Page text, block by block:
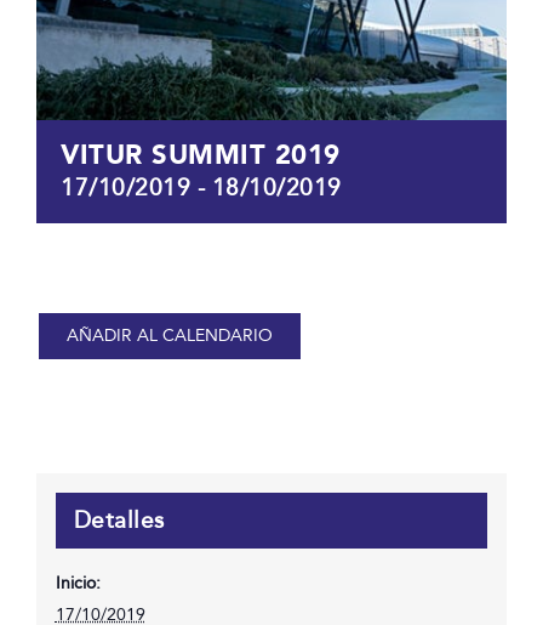
VITUR SUMMIT 2019
17/10/2019 - 18/10/2019
AÑADIR AL CALENDARIO
Detalles
Inicio:
17/10/2019